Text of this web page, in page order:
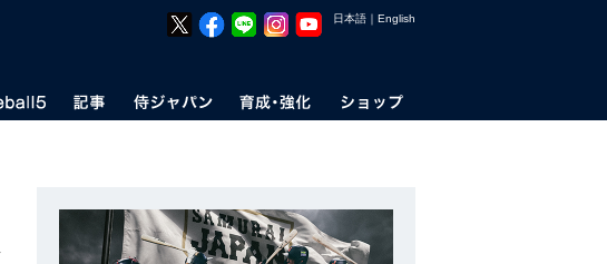
日本語 ｜ English